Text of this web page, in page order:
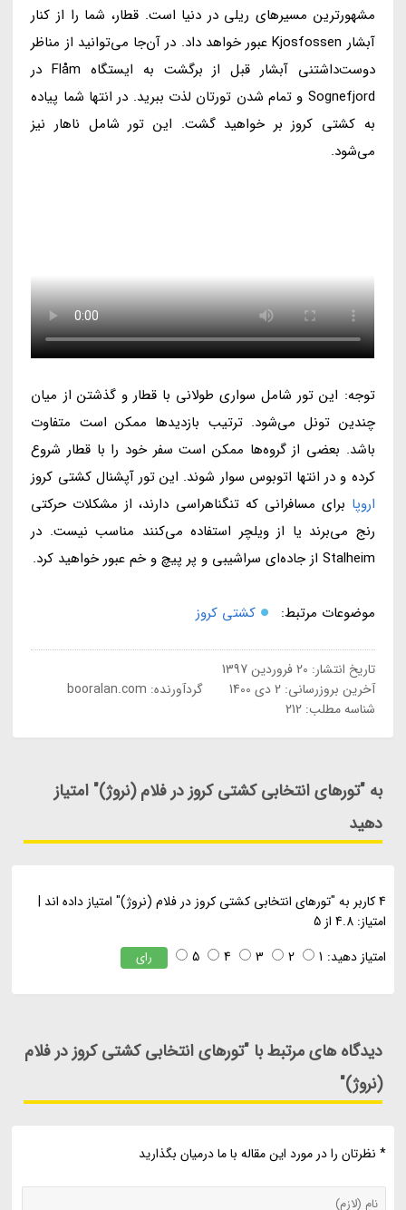
مشهورترین مسیرهای ریلی در دنیا است. قطار، شما را از کنار
آبشار Kjosfossen عبور خواهد داد. در آن‌جا می‌توانید از مناظر
دوست‌داشتنی آبشار قبل از برگشت به ایستگاه Flåm در
Sognefjord و تمام شدن تورتان لذت ببرید. در انتها شما پیاده
به کشتی کروز بر خواهید گشت. این تور شامل ناهار نیز
می‌شود.
توجه: این تور شامل سواری طولانی با قطار و گذشتن از میان
چندین تونل می‌شود. ترتیب بازدیدها ممکن است متفاوت
باشد. بعضی از گروه‌ها ممکن است سفر خود را با قطار شروع
کرده و در انتها اتوبوس سوار شوند. این تور آپشنال کشتی کروز
اروپا برای مسافرانی که تنگناهراسی دارند، از مشکلات حرکتی
رنج می‌برند یا از ویلچر استفاده می‌کنند مناسب نیست. در
Stalheim از جاده‌ای سراشیبی و پر پیچ و خم عبور خواهید کرد.
موضوعات مرتبط: کشتی کروز
تاریخ انتشار: 20 فروردین 1397
آخرین بروزرسانی:2 دی 1400 گردآورنده: booralan.com
شناسه مطلب: 212
به "تورهای انتخابی کشتی کروز در فلام (نروژ)" امتیاز
دهید
4کاربر به "تورهای انتخابی کشتی کروز در فلام (نروژ)" امتیاز داده اند |
امتیاز: 4.8از 5
امتیاز دهید: 1
2
3
4
5 رای
دیدگاه های مرتبط با "تورهای انتخابی کشتی کروز در فلام
(نروژ)"
* نظرتان را در مورد این مقاله با ما درمیان بگذارید